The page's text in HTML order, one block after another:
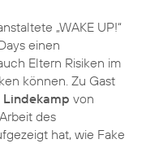
„WAKE UP!“
einen
Eltern Risiken im
können. Zu Gast
von
des
hat, wie Fake